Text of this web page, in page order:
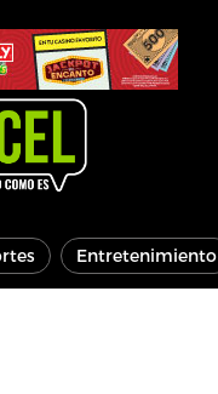
Entretenimiento